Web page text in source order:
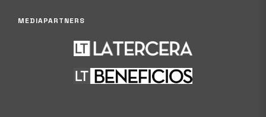
MEDIAPARTNERS